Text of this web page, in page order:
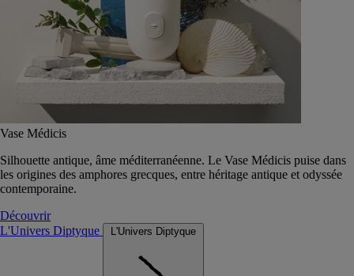
Vase Médicis
Silhouette antique, âme méditerranéenne. Le Vase Médicis puise dans
les origines des amphores grecques, entre héritage antique et odyssée
contemporaine.
Découvrir
L'Univers Diptyque
L'Univers Diptyque